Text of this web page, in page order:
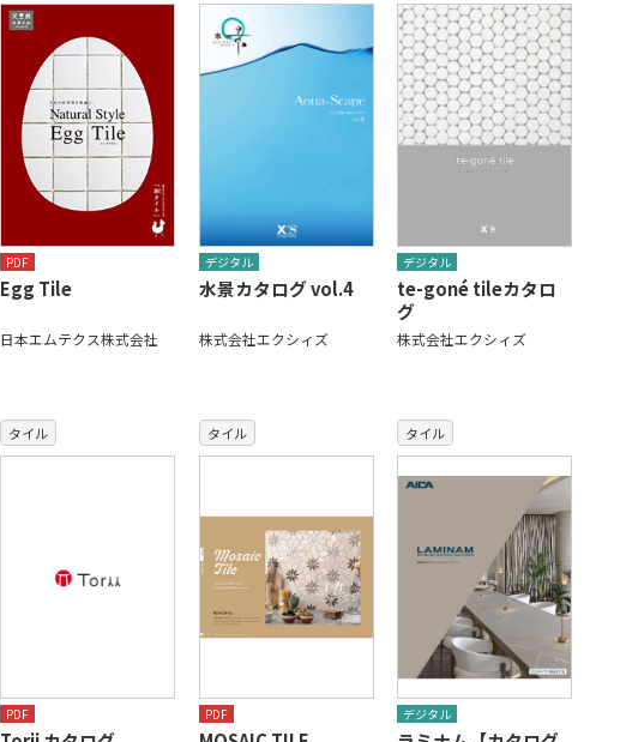
PDF
Egg Tile
日本エムテクス株式会社
デジタル
水景カタログ vol.4
株式会社エクシィズ
デジタル
te-goné tileカタロ
グ
株式会社エクシィズ
タイル
PDF
タイル
PDF
タイル
デジタル